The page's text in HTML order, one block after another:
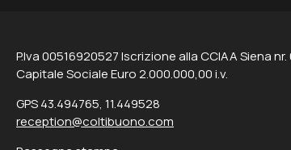
P.Iva 00516920527 Iscrizione alla CCIAA Siena
Capitale Sociale Euro 2.000.000,00 i.v.
GPS 43.494765, 11.449528
reception@coltibuono.com